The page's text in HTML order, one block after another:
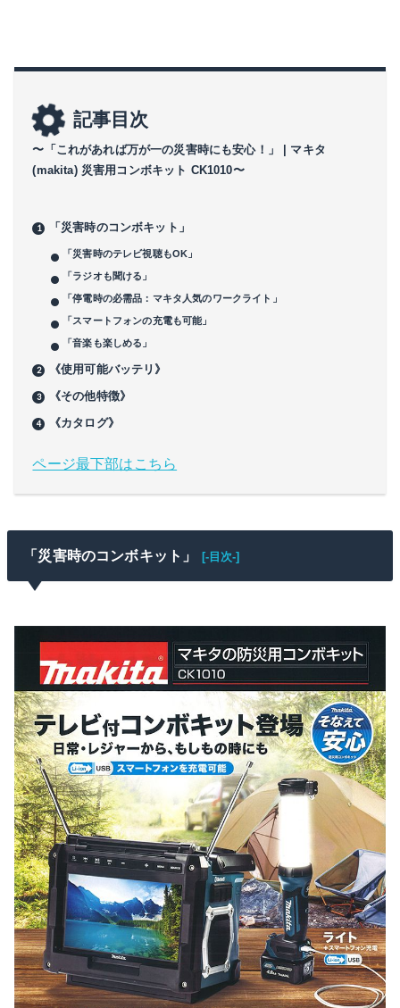
記事目次
〜「これがあれば万が一の災害時にも安心！」 | マキタ
(makita) 災害用コンボキット CK1010〜
「災害時のコンボキット」
「災害時のテレビ視聴もOK」
「ラジオも聞ける」
「停電時の必需品：マキタ人気のワークライト」
「スマートフォンの充電も可能」
「音楽も楽しめる」
《使用可能バッテリ》
《その他特徴》
《カタログ》
ページ最下部はこちら
「災害時のコンボキット」 [-目次-]